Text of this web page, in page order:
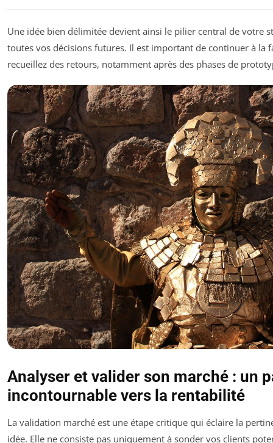
Une idée bien délimitée devient ainsi le pilier central de votre
toutes vos décisions futures. Il est important de continuer à la
recueillez des retours, notamment après des phases de
Analyser et valider son marché : un
incontournable vers la rentabilité
La validation marché est une étape critique qui éclaire la
idée. Elle ne consiste pas uniquement à sonder vos clients